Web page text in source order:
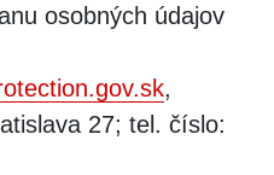
osobných údajov
,
27; tel. číslo: